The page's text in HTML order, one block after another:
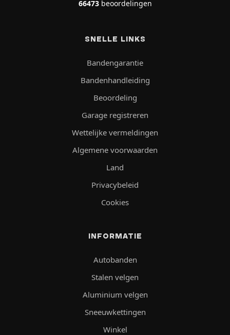
66473beoordelingen
SNELLE LINKS
Bandengarantie
Bandenhandleiding
Beoordeling
Garage registreren
Wettelijke vermeldingen
Algemene voorwaarden
Land
Privacybeleid
Cookies
INFORMATIE
Autobanden
Stalen velgen
Aluminium velgen
Sneeuwkettingen
Winkel